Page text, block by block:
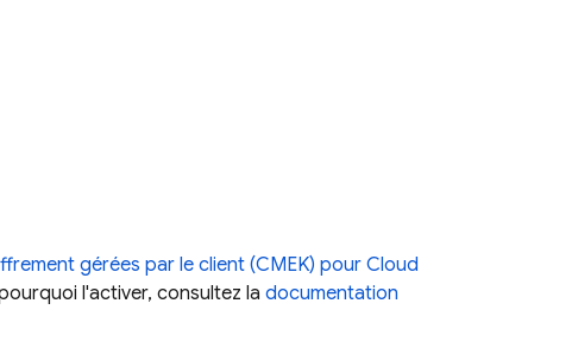
gérées par le client (CMEK) pour Cloud
l'activer, consultez la documentation